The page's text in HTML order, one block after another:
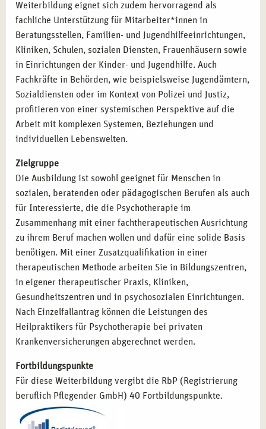
ZERTIFIZIERTE ABSCHLÜSSE IHRER
AUSBILDUNG SYSTEMISCHE THERAPIE IN
STUTTGART
Nach erfolgreichem Abschluss erhalten Sie Qualifikationen,
die Ihre therapeutische Laufbahn untermauern:
Abschluss „Systemischer Therapeut“
Zusatzzertifikate als systemischer Berater oder
Kompetenzfelder und können in unterschiedlichen
Kontexten arbeiten.
Perspektive Heilpraktiker Psychotherapie:Mit
entsprechender Zusatzqualifikation öffnet sich der Weg
zur therapeutischen Heilkunde.
CAMPUS NATURALIS STUTTGART:
SYSTEMISCH LERNEN, MENSCHLICH WACHSEN
Mit unserer Akademie in Stuttgart entscheiden Sie sich für
eine Ausbildung mit Herz, Kompetenz und Praxisbezug.
Wir begleiten Sie auf Ihrem Weg in die professionelle
systemische Arbeit mit erfahrenen Dozierenden,
Lernformaten. Starten Sie Ihre berufliche Neuausrichtung
in Stuttgart und wachsen Sie mit jeder Lernerfahrung ein
Stück weiter.
Weiterbildung eignet sich zudem hervorragend als
fachliche Unterstützung für Mitarbeiter*innen in
Beratungsstellen, Familien- und Jugendhilfeeinrichtungen,
Kliniken, Schulen, sozialen Diensten, Frauenhäusern sowie
in Einrichtungen der Kinder- und Jugendhilfe. Auch
Fachkräfte in Behörden, wie beispielsweise Jugendämtern,
Sozialdiensten oder im Kontext von Polizei und Justiz,
profitieren von einer systemischen Perspektive auf die
Arbeit mit komplexen Systemen, Beziehungen und
individuellen Lebenswelten.
Zielgruppe
Die Ausbildung ist sowohl geeignet für Menschen in
sozialen, beratenden oder pädagogischen Berufen als auch
für Interessierte, die die Psychotherapie im
Zusammenhang mit einer fachtherapeutischen Ausrichtung
zu ihrem Beruf machen wollen und dafür eine solide Basis
benötigen. Mit einer Zusatzqualifikation in einer
therapeutischen Methode arbeiten Sie in Bildungszentren,
in eigener therapeutischer Praxis, Kliniken,
Gesundheitszentren und in psychosozialen Einrichtungen.
Nach Einzelfallantrag können die Leistungen des
Heilpraktikers für Psychotherapie bei privaten
Krankenversicherungen abgerechnet werden.
Fortbildungspunkte
Für diese Weiterbildung vergibt die RbP (Registrierung
beruflich Pflegender GmbH) 40 Fortbildungspunkte.